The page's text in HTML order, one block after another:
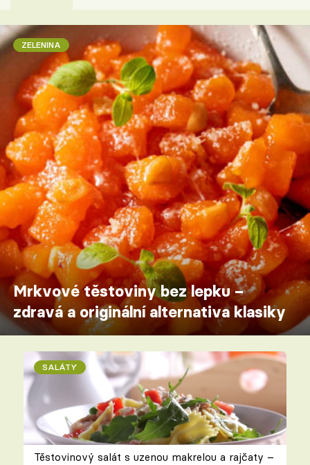
ZELENINA
Mrkvové těstoviny bez lepku –
zdravá a originální alternativa klasiky
SALÁTY
Těstovinový salát s uzenou makrelou a rajčaty –